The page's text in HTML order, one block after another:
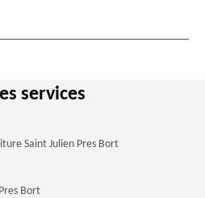
services
Saint Julien Pres Bort
Bort